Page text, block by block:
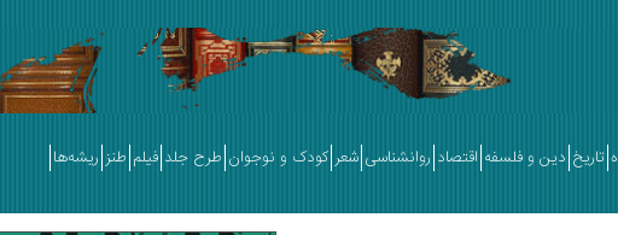
تاریخ دین و فلسفه اقتصاد روانشناسی شعر کودک و نوجوان طرح جلد فیلم طنز ریشه‌ها